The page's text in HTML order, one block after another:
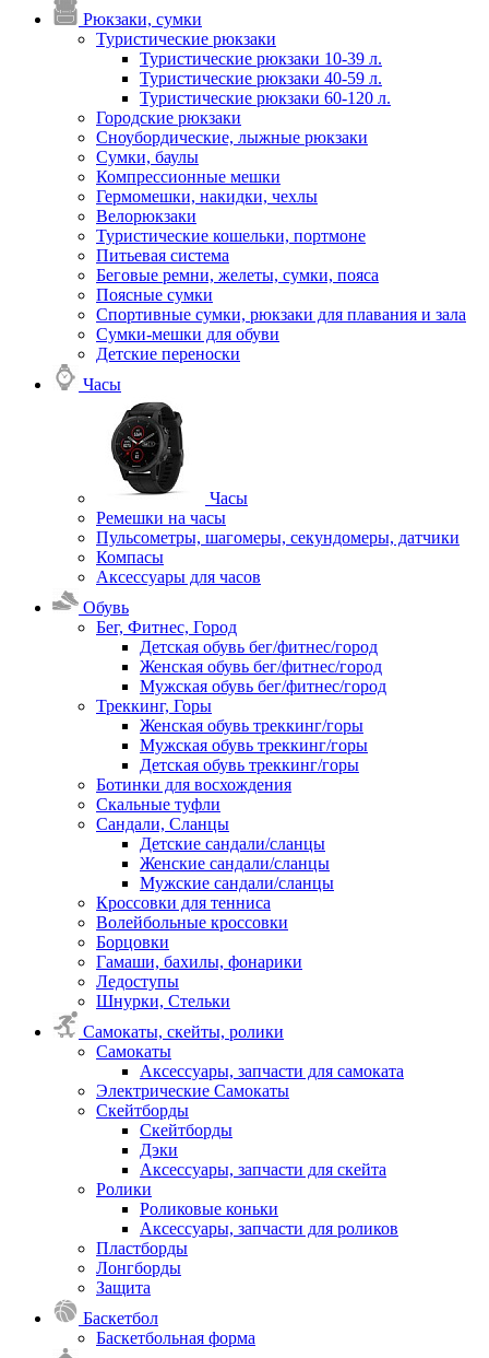
Рюкзаки, сумки
Туристические рюкзаки
Туристические рюкзаки 10-39 л.
Туристические рюкзаки 40-59 л.
Туристические рюкзаки 60-120 л.
Городские рюкзаки
Сноубордические, лыжные рюкзаки
Сумки, баулы
Компрессионные мешки
Гермомешки, накидки, чехлы
Велорюкзаки
Туристические кошельки, портмоне
Питьевая система
Беговые ремни, желеты, сумки, пояса
Поясные сумки
Спортивные сумки, рюкзаки для плавания и зала
Сумки-мешки для обуви
Детские переноски
Часы
Часы
Ремешки на часы
Пульсометры, шагомеры, секундомеры, датчики
Компасы
Аксессуары для часов
Обувь
Бег, Фитнес, Город
Детская обувь бег/фитнес/город
Женская обувь бег/фитнес/город
Мужская обувь бег/фитнес/город
Треккинг, Горы
Женская обувь треккинг/горы
Мужская обувь треккинг/горы
Детская обувь треккинг/горы
Ботинки для восхождения
Скальные туфли
Сандали, Сланцы
Детские сандали/сланцы
Женские сандали/сланцы
Мужские сандали/сланцы
Кроссовки для тенниса
Волейбольные кроссовки
Борцовки
Гамаши, бахилы, фонарики
Ледоступы
Шнурки, Стельки
Самокаты, скейты, ролики
Самокаты
Аксессуары, запчасти для самоката
Электрические Самокаты
Скейтборды
Скейтборды
Дэки
Аксессуары, запчасти для скейта
Ролики
Роликовые коньки
Аксессуары, запчасти для роликов
Пластборды
Лонгборды
Защита
Баскетбол
Баскетбольная форма